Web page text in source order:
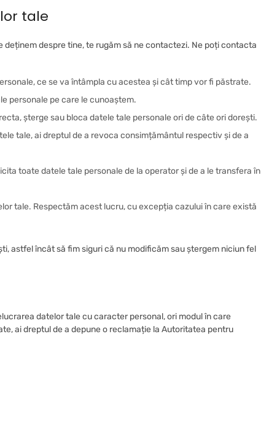
tale
despre tine, te rugăm să ne contactezi. Ne poți contacta
ce se va întâmpla cu acestea și cât timp vor fi păstrate.
personale pe care le cunoaștem.
șterge sau bloca datele tale personale ori de câte ori dorești.
tale, ai dreptul de a revoca consimțământul respectiv și de a
toate datele tale personale de la operator și de a le transfera în
tale. Respectăm acest lucru, cu excepția cazului în care există
astfel încât să fim siguri că nu modificăm sau ștergem niciun fel
datelor tale cu caracter personal, ori modul în care
ai dreptul de a depune o reclamație la Autoritatea pentru